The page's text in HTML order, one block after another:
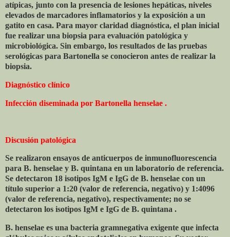
atípicas, junto con la presencia de lesiones hepáticas, niveles
elevados de marcadores inflamatorios y la exposición a un
gatito en casa. Para mayor claridad diagnóstica, el plan inicial
fue realizar una biopsia para evaluación patológica y
microbiológica. Sin embargo, los resultados de las pruebas
serológicas para Bartonella se conocieron antes de realizar la
biopsia.
Diagnóstico clínico
Infección diseminada por Bartonella henselae .
Discusión patológica
Se realizaron ensayos de anticuerpos de inmunofluorescencia
para B. henselae y B. quintana en un laboratorio de referencia.
Se detectaron 18 isotipos IgM e IgG de B. henselae con un
título superior a 1:20 (valor de referencia, negativo) y 1:4096
(valor de referencia, negativo), respectivamente; no se
detectaron los isotipos IgM e IgG de B. quintana .
B. henselae es una bacteria gramnegativa exigente que infecta